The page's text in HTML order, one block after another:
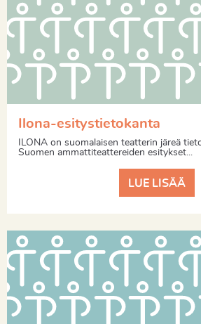
Ilona-esitystietokanta
ILONA on suomalaisen teatterin järeä
Suomen ammattiteattereiden esitykset...
LUE LISÄÄ